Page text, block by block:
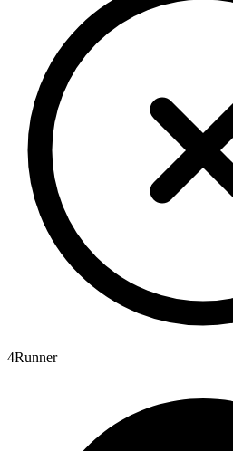
4Runner